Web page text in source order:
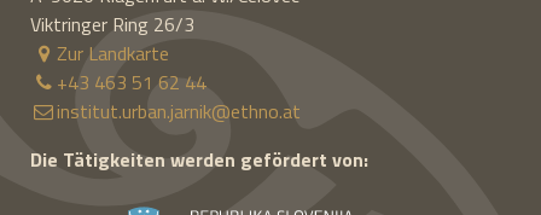
Viktringer Ring 26/3
Zur Landkarte
+43 463 51 62 44
institut.urban.jarnik@ethno.at
Die Tätigkeiten werden gefördert von: